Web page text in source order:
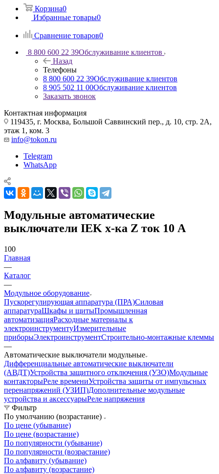
Корзина0
Избранные товары0
Сравнение товаров0
8 800 600 22 39Обслуживание клиентов
Назад
Телефоны
8 800 600 22 39Обслуживание клиентов
8 905 502 11 00Обслуживание клиентов
Заказать звонок
Контактная информация
119435, г. Москва, Большой Саввинский пер., д. 10, стр. 2А,
этаж 1, ком. 3
info@tokon.ru
Telegram
WhatsApp
Модульные автоматические
выключатели IEK х-ка Z ток 10 А
100
Главная
—
Каталог
—
Модульное оборудование
Пускорегулирующая аппаратура (ПРА)Силовая
аппаратураШкафы и щитыПромышленная
автоматизацияРасходные материалы к
электроинструментуИзмерительные
приборыЭлектроинструментСтроительно-монтажные клеммы
—
Автоматические выключатели модульные
Дифференциальные автоматические выключатели
(АВДТ)Устройства защитного отключения (УЗО)Модульные
контакторыРеле времениУстройства защиты от импульсных
перенапряжений (УЗИП)Дополнительные модульные
устройства и аксессуарыРеле напряжения
Фильтр
По умолчанию (возрастание)
По цене (убывание)
По цене (возрастание)
По популярности (убывание)
По популярности (возрастание)
По алфавиту (убывание)
По алфавиту (возрастание)